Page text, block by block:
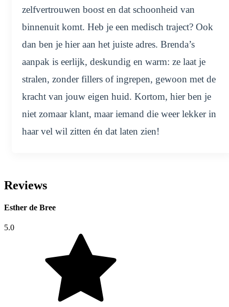
zelfvertrouwen boost en dat schoonheid van
binnenuit komt. Heb je een medisch traject? Ook
dan ben je hier aan het juiste adres. Brenda’s
aanpak is eerlijk, deskundig en warm: ze laat je
stralen, zonder fillers of ingrepen, gewoon met de
kracht van jouw eigen huid. Kortom, hier ben je
niet zomaar klant, maar iemand die weer lekker in
haar vel wil zitten én dat laten zien!
Reviews
Esther de Bree
5.0